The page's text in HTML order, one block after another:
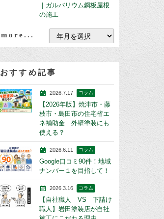
｜ガルバリウム鋼板屋根
の施工
more...
おすすめ記事
2026.7.17 コラム
【2026年版】焼津市・藤
枝市・島田市の住宅省エ
ネ補助金｜外壁塗装にも
使える？
2026.6.11 コラム
Google口コミ90件！地域
ナンバー１を目指して！
2026.3.16 コラム
【自社職人 VS 下請け
職人】岩田塗装店が自社